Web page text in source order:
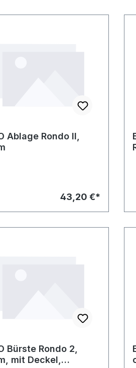
Ablage Rondo II,
43,20 €*
Bürste Rondo 2,
mit Deckel,